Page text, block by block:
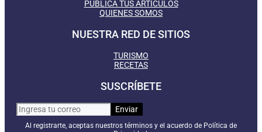
PUBLICA TUS ARTÍCULOS
QUIENES SOMOS
NUESTRA RED DE SITIOS
TURISMO
RECETAS
SUSCRÍBETE
Al registrarte, aceptas nuestros términos y el acuerdo de Política de